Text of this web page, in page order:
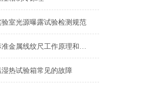
验室光源曝露试验检测规范
三等标准金属线纹尺工作原理和维护
湿热试验箱常见的故障